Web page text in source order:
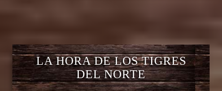
LA HORA DE LOS TIGRES
DEL NORTE